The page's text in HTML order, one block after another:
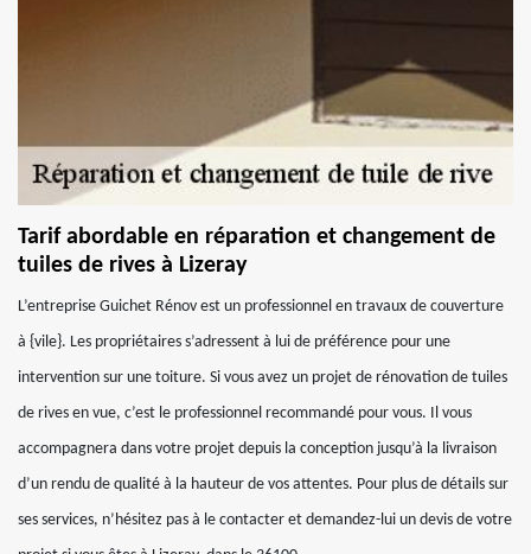
Tarif abordable en réparation et changement de
tuiles de rives à Lizeray
L’entreprise Guichet Rénov est un professionnel en travaux de couverture
à {vile}. Les propriétaires s’adressent à lui de préférence pour une
intervention sur une toiture. Si vous avez un projet de rénovation de tuiles
de rives en vue, c’est le professionnel recommandé pour vous. Il vous
accompagnera dans votre projet depuis la conception jusqu’à la livraison
d’un rendu de qualité à la hauteur de vos attentes. Pour plus de détails sur
ses services, n’hésitez pas à le contacter et demandez-lui un devis de votre